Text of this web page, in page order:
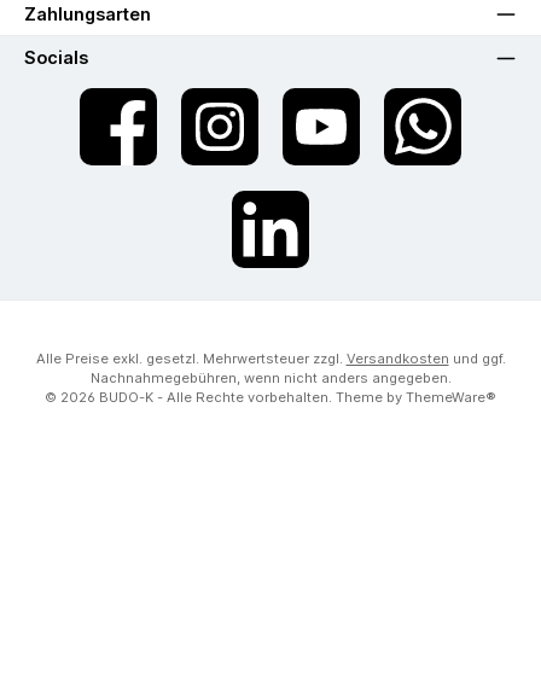
Zahlungsarten
Socials
Facebook Instagram YouTube WhatsApp
LinkedIn
Alle Preise exkl. gesetzl. Mehrwertsteuer zzgl. Versandkosten und ggf.
Nachnahmegebühren, wenn nicht anders angegeben.
© 2026 BUDO-K - Alle Rechte vorbehalten. Theme by ThemeWare®